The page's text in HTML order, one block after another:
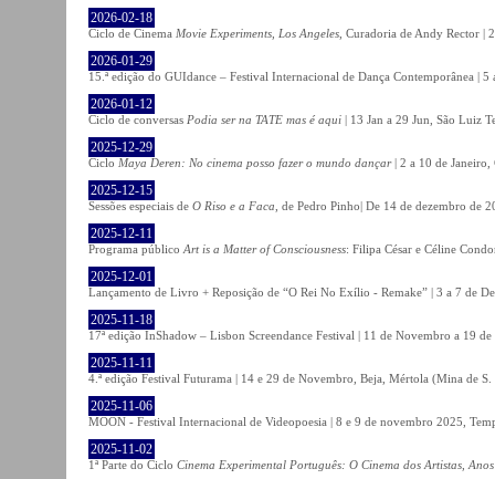
2026-02-18
Ciclo de Cinema Movie Experiments, Los Angeles , Curadoria de Andy Rector
2026-01-29
15.ª edição do GUIdance – Festival Internacional de Dança Contemporânea |
2026-01-12
Ciclo de conversas Podia ser na TATE mas é aqui | 13 Jan a 29 Jun, São Luiz
2025-12-29
Ciclo Maya Deren: No cinema posso fazer o mundo dançar| 2 a 10 de Janeiro,
2025-12-15
Sessões especiais de O Riso e a Faca , de Pedro Pinho| De 14 de dezembro de
2025-12-11
Programa público Art is a Matter of Consciousness: Filipa César e Céline
2025-12-01
Lançamento de Livro + Reposição de “O Rei No Exílio - Remake” | 3 a 7 de
2025-11-18
17ª edição InShadow – Lisbon Screendance Festival | 11 de Novembro a 19
2025-11-11
4.ª edição Festival Futurama | 14 e 29 de Novembro, Beja, Mértola (Mina de
2025-11-06
MOON - Festival Internacional de Videopoesia | 8 e 9 de novembro 2025,
2025-11-02
1ª Parte do Ciclo Cinema Experimental Português: O Cinema dos Artistas,